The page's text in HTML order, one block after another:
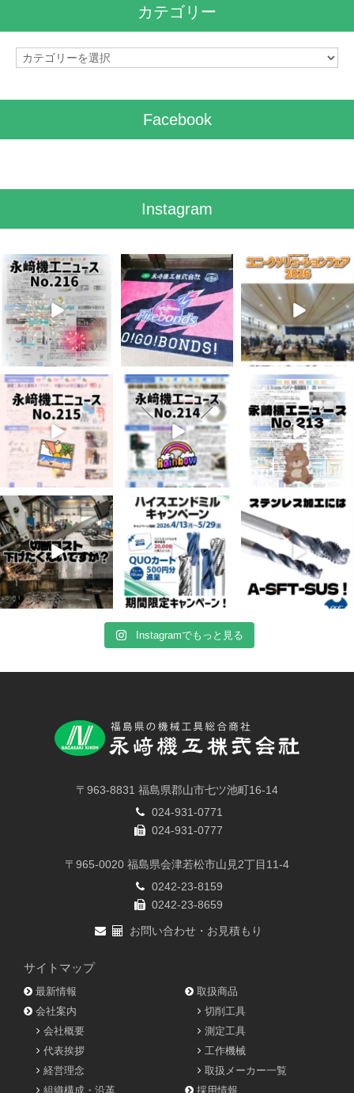
カテゴリー
カ
Facebook
Instagram
8月 7
3 0
7月 28
7 0
7月 27
6
7月 3
5 0
6月 3
8 0
5月 13
5 0
4月 20
10 0
4月 16
10 0
4月 13
Instagramでもっと見る
〒963-8831 福島県郡山市七ツ池町16-14
024-931-0771
024-931-0777
〒965-0020 福島県会津若松市山見2丁目11-4
0242-23-8159
0242-23-8659
お問い合わせ・お見積もり
サイトマップ
最新情報
会社案内
会社概要
代表挨拶
経営理念
組織構成・沿革
取扱商品
切削工具
測定工具
工作機械
取扱メーカー一覧
採用情報